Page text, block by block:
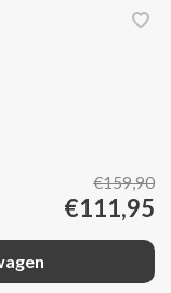
€159,90
€111,95